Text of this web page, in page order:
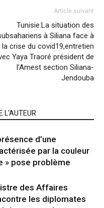
Article suivant
Tunisie:La situation des
à Siliana face à
la crise du covid19,entretien
Yaya Traoré président de
l’Amest section Siliana-
Jendouba
L'AUTEUR
d’une
par la couleur
» pose problème
des Affaires
les diplomates